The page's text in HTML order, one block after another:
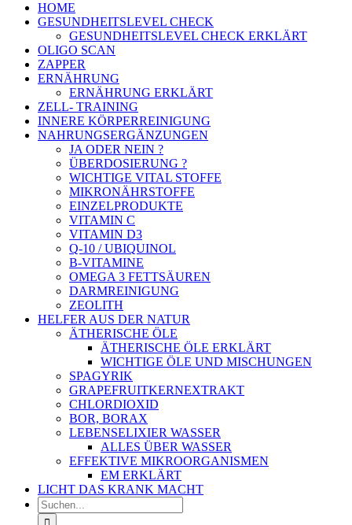
HOME
GESUNDHEITSLEVEL CHECK
GESUNDHEITSLEVEL CHECK ERKLÄRT
OLIGO SCAN
ZAPPER
ERNÄHRUNG
ERNÄHRUNG ERKLÄRT
ZELL- TRAINING
INNERE KÖRPERREINIGUNG
NAHRUNGSERGÄNZUNGEN
JA ODER NEIN ?
ÜBERDOSIERUNG ?
WICHTIGE VITAL STOFFE
MIKRONÄHRSTOFFE
EINZELPRODUKTE
VITAMIN C
VITAMIN D3
Q-10 / UBIQUINOL
B-VITAMINE
OMEGA 3 FETTSÄUREN
DARMREINIGUNG
ZEOLITH
HELFER AUS DER NATUR
ÄTHERISCHE ÖLE
ÄTHERISCHE ÖLE ERKLÄRT
WICHTIGE ÖLE UND MISCHUNGEN
SPAGYRIK
GRAPEFRUITKERNEXTRAKT
CHLORDIOXID
BOR, BORAX
LEBENSELIXIER WASSER
ALLES ÜBER WASSER
EFFEKTIVE MIKROORGANISMEN
EM ERKLÄRT
LICHT DAS KRANK MACHT
Suche
nach: